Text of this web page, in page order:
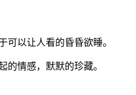
可以让人看的昏昏欲睡。
的情感，默默的珍藏。